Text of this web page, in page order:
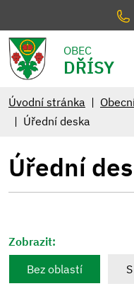
OBEC
DŘÍSY
Úvodní stránka
Úřední deska
Úřední
Zobrazit:
Bez oblastí